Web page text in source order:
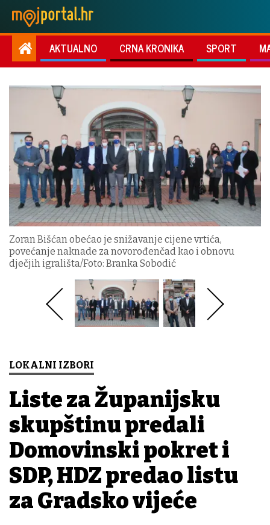
AKTUALNO CRNA KRONIKA SPORT
Zoran Bišćan obećao je snižavanje cijene vrtića,
povećanje naknade za novorođenčad kao i obnovu
dječjih igrališta/Foto: Branka Sobodić
LOKALNI IZBORI
Liste za Županijsku
skupštinu predali
Domovinski pokret i
SDP, HDZ predao listu
za Gradsko vijeće